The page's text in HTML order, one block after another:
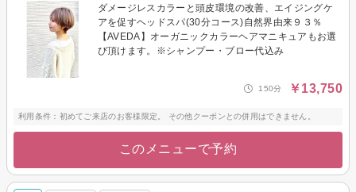
ダメージレスカラーと頭皮環境の改善、エイジングケ
アを促すヘッドスパ(30分コース)自然界由来９３％
【AVEDA】オーガニックカラーヘアマニキュアもお選
び頂けます。※シャンプー・ブロー代込み
150分 ￥13,750
利用条件：初めてご来店のお客様限定。 その他クーポンとの併用はできません。
このメニューで予約